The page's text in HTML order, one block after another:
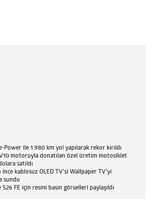
Power ile 1.980 km yol yapılarak rekor kırıldı
motoruyla donatılan özel üretim motosiklet
satıldı
ince kablosuz OLED TV’si Wallpaper TV’yi
sundu
S26 FE için resmi basın görselleri paylaşıldı